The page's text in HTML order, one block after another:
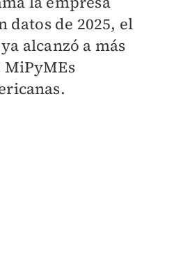
datos de 2025, el
alcanzó a más
MiPyMEs